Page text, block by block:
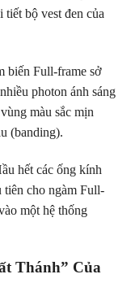
bộ vest đen của
biến Full-frame sở
photon ánh sáng
màu sắc mịn
(banding).
hết các ống kính
tiên cho ngàm Full-
một hệ thống
Thánh” Của